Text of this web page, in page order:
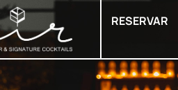
RESERVAR